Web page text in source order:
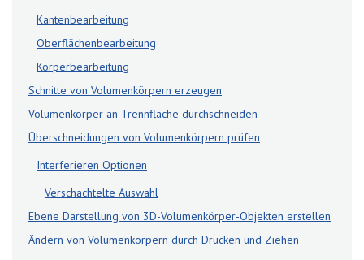
Kantenbearbeitung
Oberflächenbearbeitung
Körperbearbeitung
Schnitte von Volumenkörpern erzeugen
Volumenkörper an Trennfläche durchschneiden
Überschneidungen von Volumenkörpern prüfen
Interferieren Optionen
Verschachtelte Auswahl
Ebene Darstellung von 3D-Volumenkörper-Objekten erstellen
Ändern von Volumenkörpern durch Drücken und Ziehen